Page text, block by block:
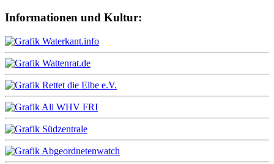
Informationen und Kultur: